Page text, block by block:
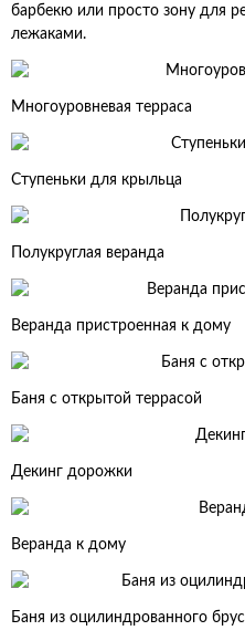
барбекю или просто зону для
лежаками.
Многоуровневая терраса
Ступеньки для крыльца
Полукруглая веранда
Веранда пристроенная к дому
Баня с открытой террасой
Декинг дорожки
Веранда к дому
Баня из оцилиндрованного